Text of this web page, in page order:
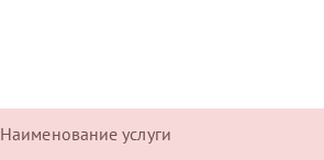
Наименование услуги